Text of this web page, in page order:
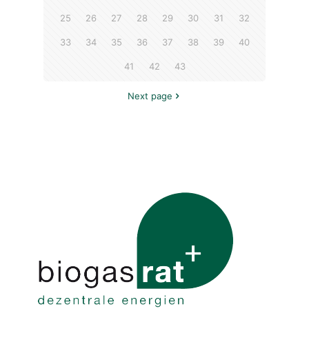
25 26 27 28 29 30 31 32
33 34 35 36 37 38 39 40
41 42 43
Next page